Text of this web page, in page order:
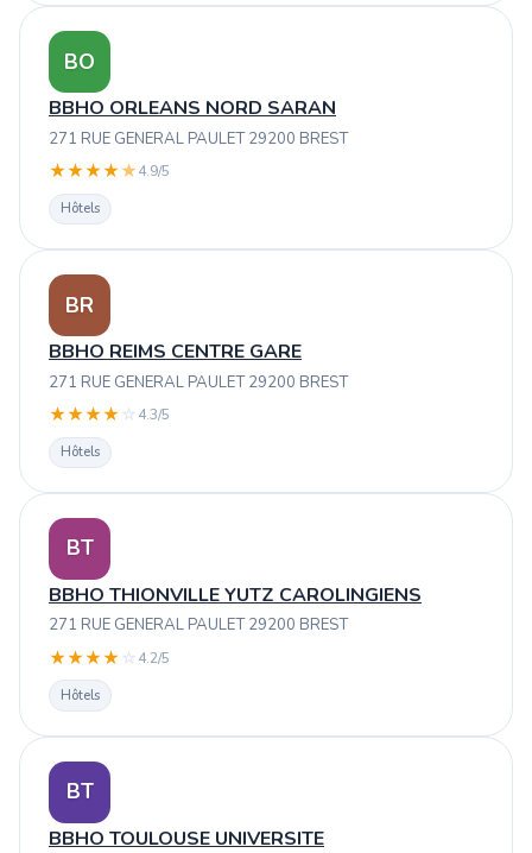
BO
BBHO ORLEANS NORD SARAN
271 RUE GENERAL PAULET 29200 BREST
★★★★★4.9/5
Hôtels
BR
BBHO REIMS CENTRE GARE
271 RUE GENERAL PAULET 29200 BREST
★★★★ ☆ 4.3/5
Hôtels
BT
BBHO THIONVILLE YUTZ CAROLINGIENS
271 RUE GENERAL PAULET 29200 BREST
★★★★ ☆ 4.2/5
Hôtels
BT
BBHO TOULOUSE UNIVERSITE